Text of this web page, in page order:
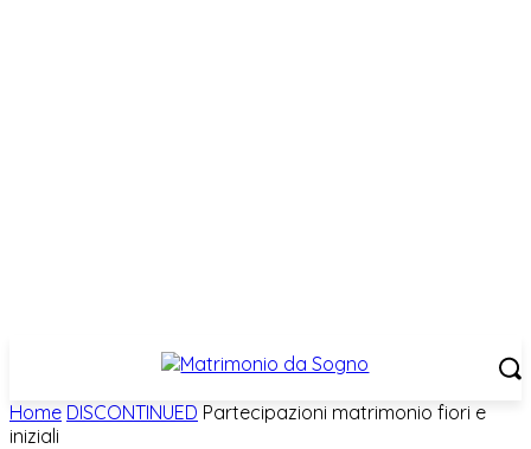
Home DISCONTINUED Partecipazioni matrimonio fiori e
iniziali